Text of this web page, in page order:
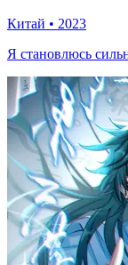
Китай • 2023
Я становлюсь